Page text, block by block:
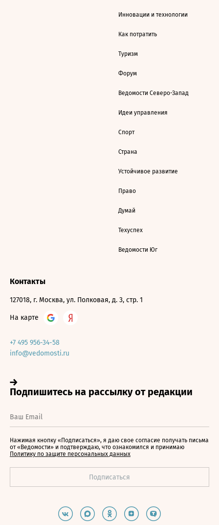
Инновации и технологии
Как потратить
Туризм
Форум
Ведомости Северо-Запад
Идеи управления
Спорт
Страна
Устойчивое развитие
Право
Думай
Техуспех
Ведомости Юг
Контакты
127018, г. Москва, ул. Полковая, д. 3, стр. 1
На карте
+7 495 956-34-58
info@vedomosti.ru
Нажимая кнопку «Подписаться», я даю свое согласие получать письма
от «Ведомости» и подтверждаю, что ознакомился и принимаю
Политику по защите персональных данных